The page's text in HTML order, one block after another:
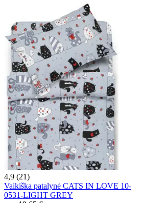
4,9 (21)
Vaikiška patalynė CATS IN LOVE 10-
0531-LIGHT GREY